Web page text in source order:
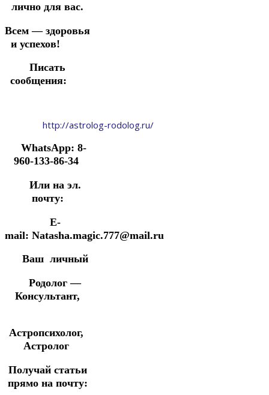
лично для вас.
Всем — здоровья
и успехов!
Писать
сообщения:
http://astrolog-rodolog.ru/
WhatsApp: 8-
960-133-86-34
Или на эл.
почту:
E-
mail: Natasha.magic.777@mail.ru
Ваш личный
Родолог —
Консультант,
Астропсихолог,
Астролог
Получай статьи
прямо на почту: